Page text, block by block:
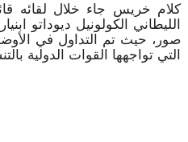
كلام خريس جاء خلال لقائه
الليطاني الكولونيل ديوداتو
صور، حيث تم التداول في
التي تواجهها القوات الدولية